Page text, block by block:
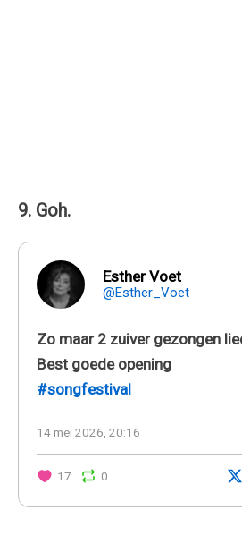
9. Goh.
Esther Voet
@Esther_Voet
Zo maar 2 zuiver gezongen
Best goede opening
#songfestival
14 mei 2026, 20:16
17 0